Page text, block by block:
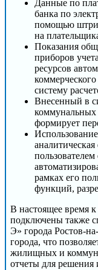
Данные по
банка по
помощью
на
Показания
приборов
ресурсов
систему
Внесенный в
формирует
рамках его
функций,
В настоящее время
подключены также
Э» города Ростов-
города, что
жилищных и
отчеты для